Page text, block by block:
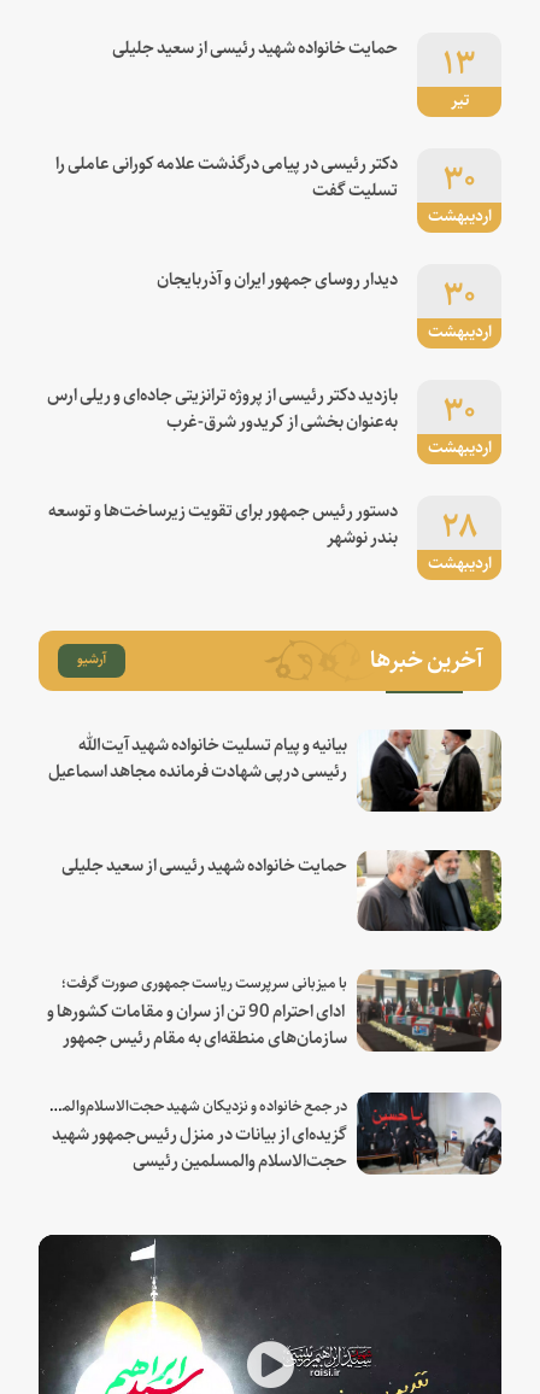
تیر
۱۳ حمایت خانواده شهید رئیسی از سعید جلیلی
اردیبهشت
۳۰
دکتر رئیسی در پیامی درگذشت علامه کورانی عاملی را
تسلیت گفت
اردیبهشت
۳۰ دیدار روسای جمهور ایران و آذربایجان
اردیبهشت
۳۰
بازدید دکتر رئیسی از پروژه ترانزیتی جاده‌ای و ریلی ارس
به‌عنوان بخشی از کریدور شرق-غرب
اردیبهشت
۲۸
دستور رئیس جمهور برای تقویت زیرساخت‌ها و توسعه
بندر نوشهر
آخرین خبرها آرشیو
بیانیه و پیام تسلیت خانواده شهید آیت‌الله
رئیسی درپی شهادت فرمانده مجاهد اسماعیل
حمایت خانواده شهید رئیسی از سعید جلیلی
با میزبانی سرپرست ریاست جمهوری صورت گرفت؛
ادای احترام 90 تن از سران و مقامات کشورها و
سازمان‌های منطقه‌ای به مقام رئیس جمهور
در جمع خانواده و نزدیکان شهید حجت‌الاسلام‌والمسلمین رئیسی:
گزیده‌ای از بیانات در منزل رئیس‌جمهور شهید
حجت‌الاسلام والمسلمین رئیسی